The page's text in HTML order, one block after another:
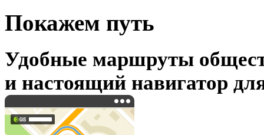
Покажем путь
Удобные маршруты
и настоящий навигатор